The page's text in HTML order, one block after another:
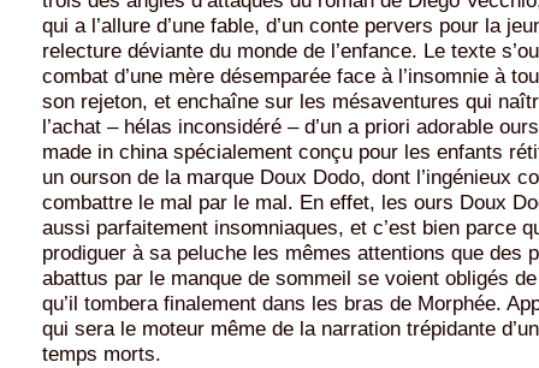
qui a l’allure d’une fable, d’un conte pervers pour la
relecture déviante du monde de l’enfance. Le texte
combat d’une mère désemparée face à l’insomnie à
son rejeton, et enchaîne sur les mésaventures qui
l’achat – hélas inconsidéré – d’un a priori adorable
made in china spécialement conçu pour les enfants
un ourson de la marque Doux Dodo, dont l’ingénieux
combattre le mal par le mal. En effet, les ours Doux
aussi parfaitement insomniaques, et c’est bien parce
prodiguer à sa peluche les mêmes attentions que des
abattus par le manque de sommeil se voient obligés
qu’il tombera finalement dans les bras de Morphée.
qui sera le moteur même de la narration trépidante
temps morts.